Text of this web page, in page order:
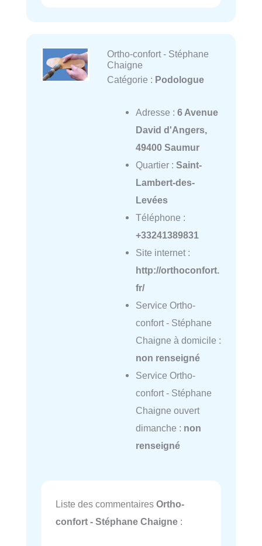
Ortho-confort - Stéphane
Chaigne
Catégorie : Podologue
Adresse : 6 Avenue
David d'Angers,
49400 Saumur
Quartier : Saint-
Lambert-des-
Levées
Téléphone :
+33241389831
Site internet :
http://orthoconfort.
fr/
Service Ortho-
confort - Stéphane
Chaigne à domicile :
non renseigné
Service Ortho-
confort - Stéphane
Chaigne ouvert
dimanche : non
renseigné
Liste des commentaires Ortho-
confort - Stéphane Chaigne :